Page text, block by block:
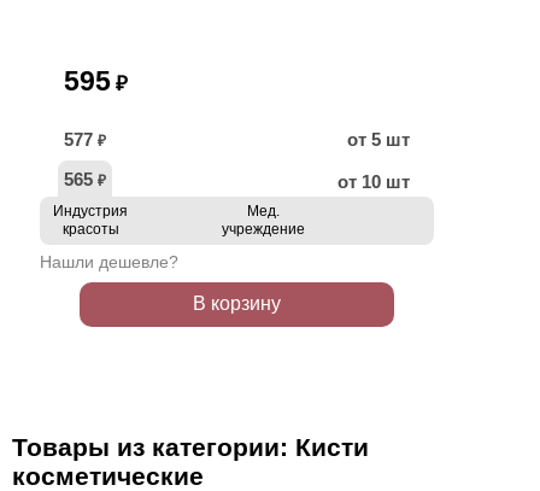
595 ₽
577 ₽
от 5 шт
565 ₽ от 10 шт
Индустрия
красоты
Мед.
учреждение
Нашли дешевле?
В корзину
Товары из категории: Кисти
косметические